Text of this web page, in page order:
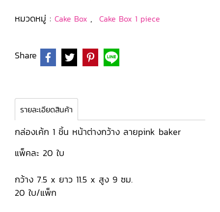
หมวดหมู่ : Cake Box , Cake Box 1 piece
Share
รายละเอียดสินค้า
กล่องเค้ก 1 ชิ้น หน้าต่างกว้าง ลายpink baker
แพ็คละ 20 ใบ
กว้าง 7.5 x ยาว 11.5 x สูง 9 ซม.
20 ใบ/แพ็ก